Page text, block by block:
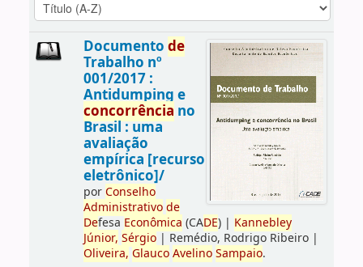
Documento de
Trabalho nº
001/2017 :
Antidumping e
concorrência no
Brasil : uma
avaliação
empírica [recurso
eletrônico]/
porConselho
Administrativo de
Defesa Econômica (CADE)| Kannebley
Júnior, Sérgio| Remédio, Rodrigo Ribeiro|
Oliveira, Glauco Avelino Sampaio.